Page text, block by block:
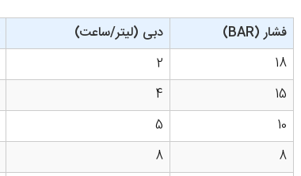
فشار (BAR) دبی (لیتر/ساعت)
18
2
15
4
10
5
8
8